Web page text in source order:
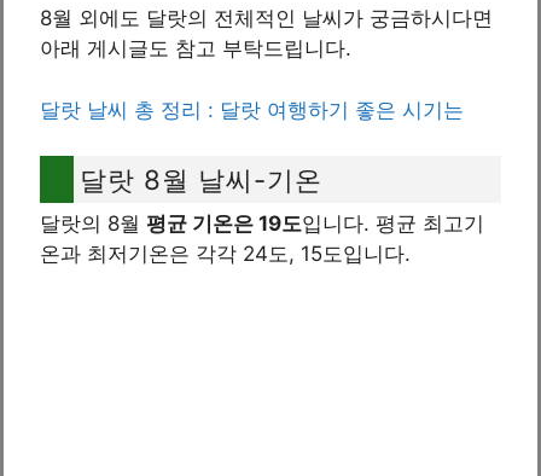
8월 외에도 달랏의 전체적인 날씨가 궁금하시다면
아래 게시글도 참고 부탁드립니다.
달랏 날씨 총 정리 : 달랏 여행하기 좋은 시기는
달랏 8월 날씨-기온
달랏의 8월 평균 기온은 19도입니다. 평균 최고기
온과 최저기온은 각각 24도, 15도입니다.